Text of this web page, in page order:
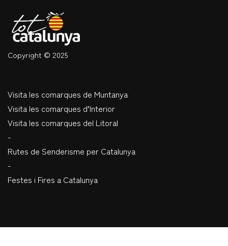
Copyright © 2025
Visita les comarques de Muntanya
Visita les comarques d’Interior
Visita les comarques del Litoral
-
Rutes de Senderisme per Catalunya
-
Festes i Fires a Catalunya